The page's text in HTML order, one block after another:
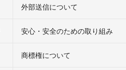
外部送信について
安心・安全のための取り組み
商標権について